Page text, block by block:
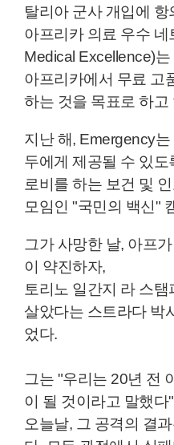
탈리아 군사 개입에 항
아프리카 의료 우수 네
Medical Excellence)는
아프리카에서 무료 고
하는 것을 목표로 하고
지난 해, Emergency
두에게 제공될 수 있도
로비를 하는 보건 및
모임인 "국민의 백신"
그가 사망한 날, 아프
이 약진하자,
토리노 일간지 라 스
살았다는 스트라다 박
었다.
그는 "우리는 20년 전
이 될 것이라고 말했다
오늘날, 그 공격의 결